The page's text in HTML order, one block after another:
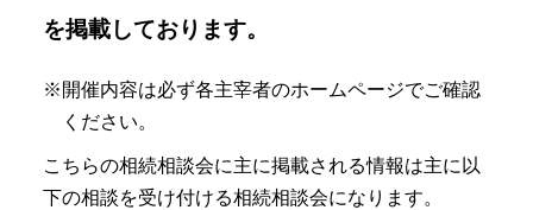
を掲載しております。
※開催内容は必ず各主宰者のホームページでご確認
ください。
こちらの相続相談会に主に掲載される情報は主に以
下の相談を受け付ける相続相談会になります。